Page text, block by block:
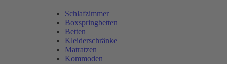
Schlafzimmer
Boxspringbetten
Betten
Kleiderschränke
Matratzen
Kommoden